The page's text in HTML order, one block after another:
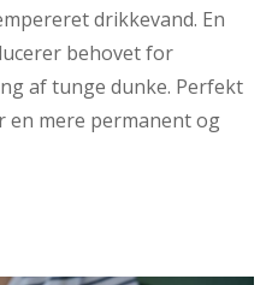
drikkevand. En
behovet for
af tunge dunke. Perfekt
en mere permanent og